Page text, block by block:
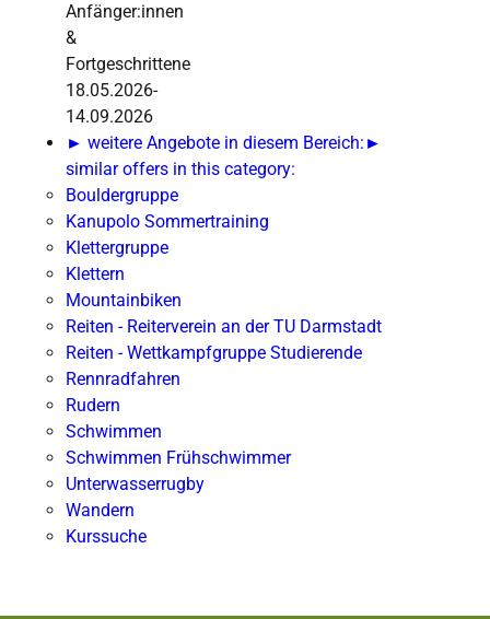
Anfänger:innen
&
Fortgeschrittene
18.05.2026-
14.09.2026
► weitere Angebote in diesem Bereich: ►
similar offers in this category:
Bouldergruppe
Kanupolo Sommertraining
Klettergruppe
Klettern
Mountainbiken
Reiten - Reiterverein an der TU Darmstadt
Reiten - Wettkampfgruppe Studierende
Rennradfahren
Rudern
Schwimmen
Schwimmen Frühschwimmer
Unterwasserrugby
Wandern
Kurssuche